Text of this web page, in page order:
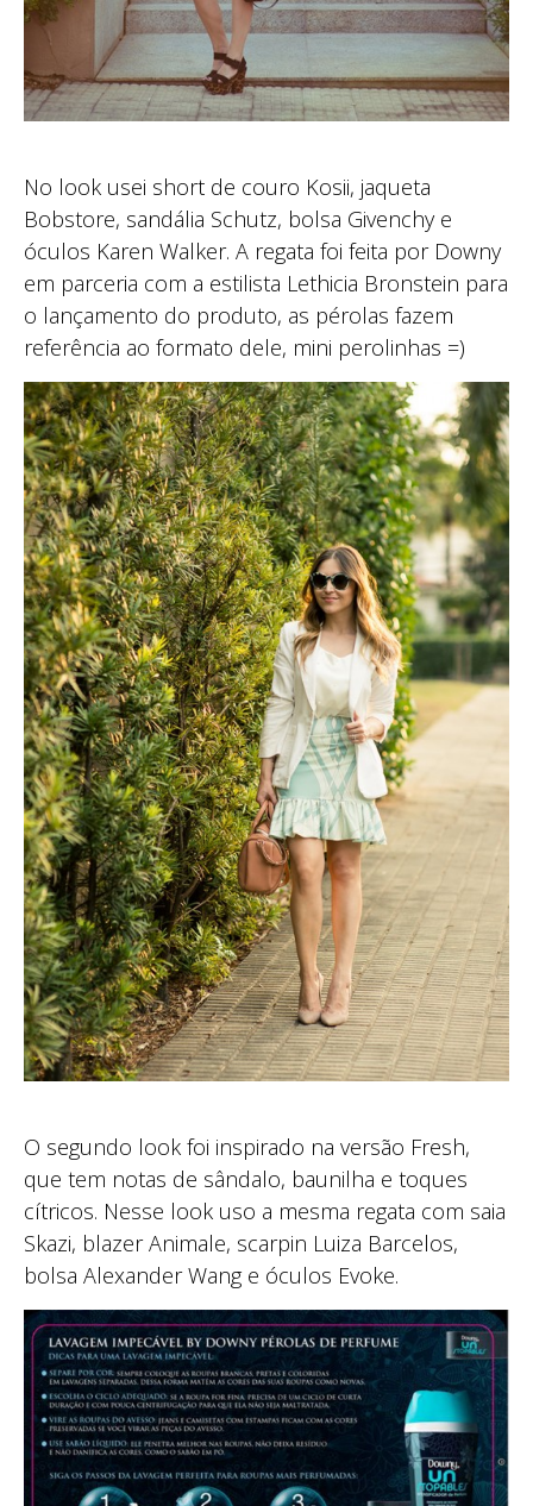
No look usei short de couro Kosii, jaqueta
Bobstore, sandália Schutz, bolsa Givenchy e
óculos Karen Walker. A regata foi feita por Downy
em parceria com a estilista Lethicia Bronstein para
o lançamento do produto, as pérolas fazem
referência ao formato dele, mini perolinhas =)
O segundo look foi inspirado na versão Fresh,
que tem notas de sândalo, baunilha e toques
cítricos. Nesse look uso a mesma regata com saia
Skazi, blazer Animale, scarpin Luiza Barcelos,
bolsa Alexander Wang e óculos Evoke.